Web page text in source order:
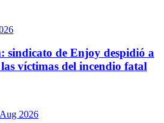
sindicato de Enjoy despidió a
víctimas del incendio fatal
2026